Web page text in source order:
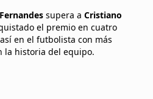
Fernandes supera a Cristiano
el premio en cuatro
en el futbolista con más
la historia del equipo.